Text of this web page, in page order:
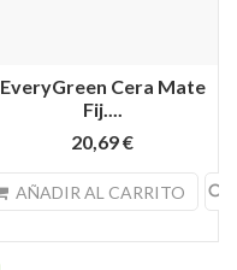
EveryGreen Cera Mate
Fij....
20,69 €
AÑADIR AL CARRITO search